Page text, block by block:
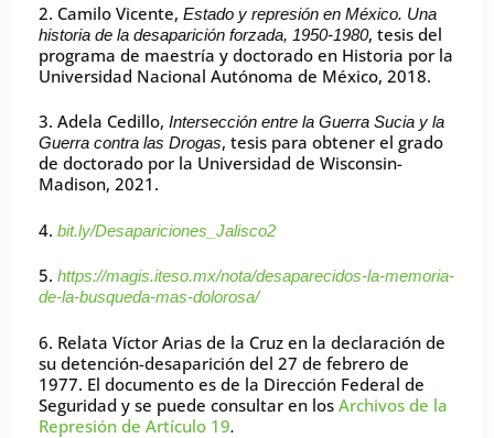
2. Camilo Vicente, Estado y represión en México. Una
historia de la desaparición forzada, 1950-1980, tesis del
programa de maestría y doctorado en Historia por la
Universidad Nacional Autónoma de México, 2018.
3. Adela Cedillo, Intersección entre la Guerra Sucia y la
Guerra contra las Drogas, tesis para obtener el grado
de doctorado por la Universidad de Wisconsin-
Madison, 2021.
4. bit.ly/Desapariciones_Jalisco2
5. https://magis.iteso.mx/nota/desaparecidos-la-memoria-
de-la-busqueda-mas-dolorosa/
6. Relata Víctor Arias de la Cruz en la declaración de
su detención-desaparición del 27 de febrero de
1977. El documento es de la Dirección Federal de
Seguridad y se puede consultar en los Archivos de la
Represión de Artículo 19.